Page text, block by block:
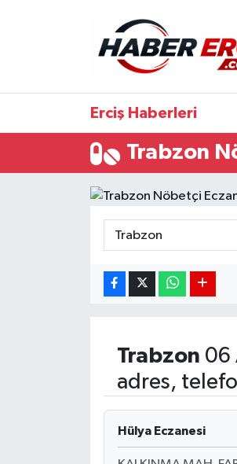
Erciş Haberleri
Trabzon
Trabzon 06
adres,
Hülya Eczanesi